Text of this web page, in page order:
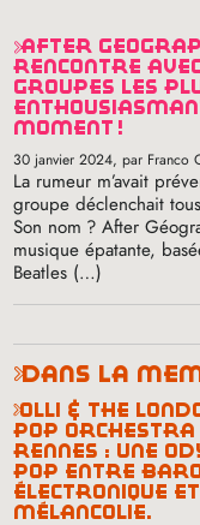
after geography :
rencontre
groupes les
moment !
30 janvier 2024, par Franco
La rumeur m’avait
groupe déclenchait
Son nom ? After
musique épatante,
Beatles (…)
dans la
olli & the london radio
pop orchestra
rennes : une
pop entre
électronique et
mélancolie.